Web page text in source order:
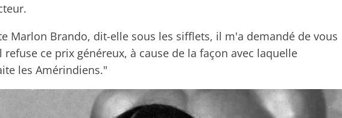
Marlon Brando, dit-elle sous les sifflets, il m'a demandé de vous
ce prix généreux, à cause de la façon avec laquelle
les Amérindiens."